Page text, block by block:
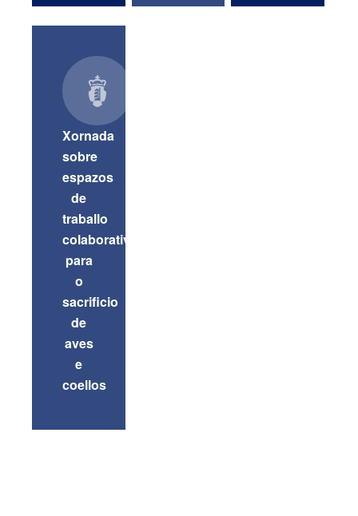
Xornada
sobre
espazos
de
traballo
colaborativo
para
o
sacrificio
de
aves
e
coellos